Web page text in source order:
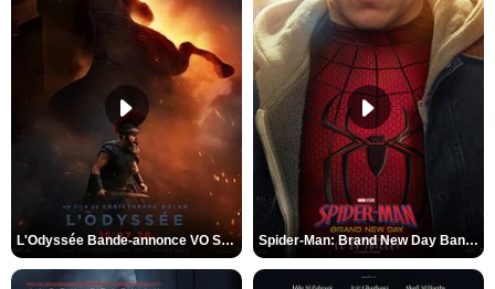
L'Odyssée Bande-annonce VO STFR Spider-Man: Brand New Day Bande-annonce VO STFR